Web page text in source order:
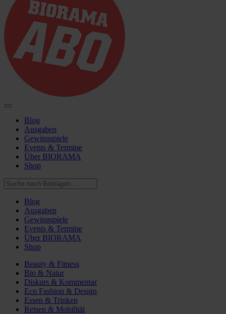
Blog
Ausgaben
Gewinnspiele
Events & Termine
Über BIORAMA
Shop
Blog
Ausgaben
Gewinnspiele
Events & Termine
Über BIORAMA
Shop
Beauty & Fitness
Bio & Natur
Diskurs & Kommentar
Eco Fashion & Design
Essen & Trinken
Reisen & Mobilität